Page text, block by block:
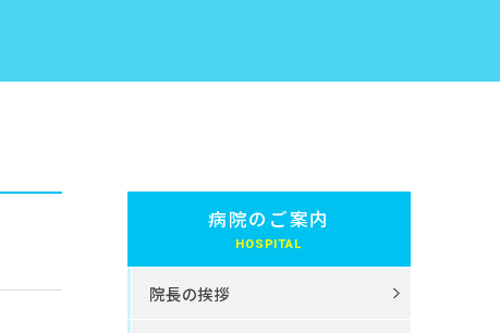
病院のご案内
院長の挨拶